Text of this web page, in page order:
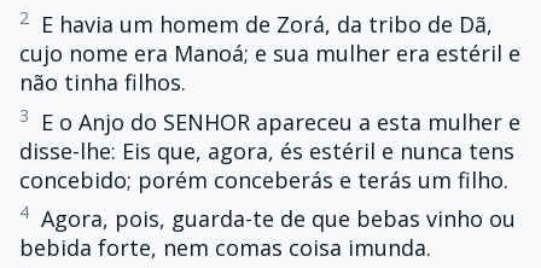
2
E havia um homem de Zorá, da tribo de Dã,
cujo nome era Manoá; e sua mulher era estéril e
não tinha filhos.
3
E o Anjo do SENHOR apareceu a esta mulher e
disse-lhe: Eis que, agora, és estéril e nunca tens
concebido; porém conceberás e terás um filho.
4 Agora, pois, guarda-te de que bebas vinho ou
bebida forte, nem comas coisa imunda.